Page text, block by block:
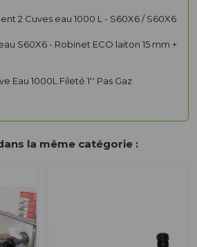
2 Cuves eau 1000 L - S60X6 / S60X6
S60X6 - Robinet ECO laiton 15 mm +
Eau 1000L Fileté 1'' Pas Gaz
la même catégorie :